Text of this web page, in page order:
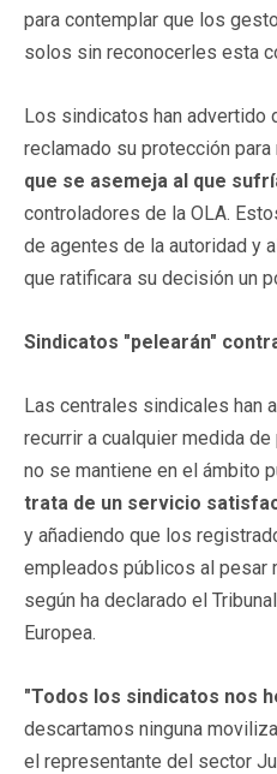
para contemplar que los
solos sin reconocerles esta
Los sindicatos han advertido
reclamado su protección
que se asemeja al que
controladores de la OLA.
de agentes de la autoridad y
que ratificara su decisión un
Sindicatos "pelearán"
Las centrales sindicales han
recurrir a cualquier medida
no se mantiene en el ámbito
trata de un servicio
y añadiendo que los
empleados públicos al pesar
según ha declarado el
Europea.
"Todos los sindicatos nos
descartamos ninguna
el representante del sector